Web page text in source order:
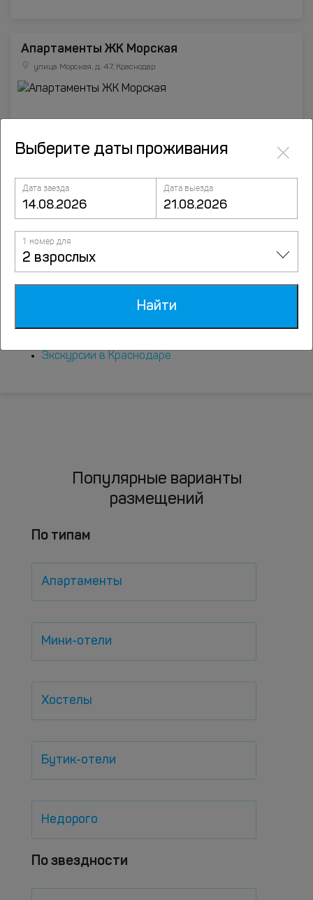
Апартаменты ЖК Морская
улица Морская, д. 47, Краснодар
Отели Краснодара
Достопримечательности Краснодара
Экскурсии в Краснодаре
Популярные варианты
размещений
По типам
Апартаменты
Мини-отели
Хостелы
Бутик-отели
Недорого
По звездности
Выберите даты проживания ×
Дата заезда Дата выезда
1 номер для
2 взрослых
Найти